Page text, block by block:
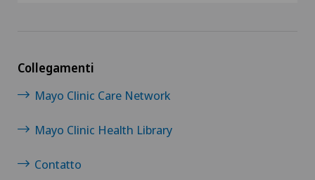
Collegamenti
Mayo Clinic Care Network
Mayo Clinic Health Library
Contatto